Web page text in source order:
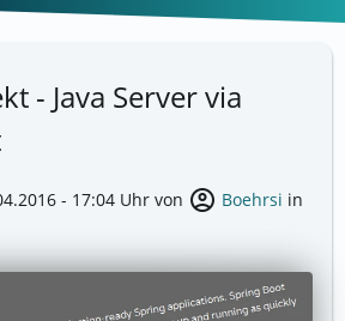
- Java Server via
- 17:04 Uhr von account_circle Boehrsi in